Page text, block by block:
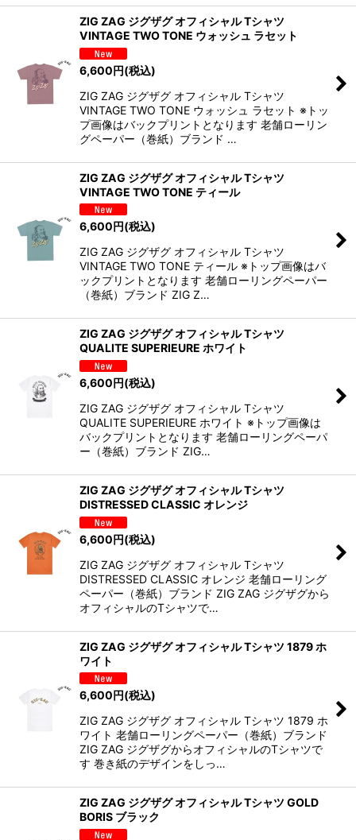
ZIG ZAG ジグザグ オフィシャル Tシャツ
VINTAGE TWO TONE ウォッシュ ラセット
6,600円(税込)
ZIG ZAG ジグザグ オフィシャル Tシャツ
VINTAGE TWO TONE ウォッシュ ラセット ※トッ
プ画像はバックプリントとなります 老舗ローリン
グペーパー（巻紙）ブランド …
ZIG ZAG ジグザグ オフィシャル Tシャツ
VINTAGE TWO TONE ティール
6,600 円(税込)
ZIG ZAG ジグザグ オフィシャル Tシャツ
VINTAGE TWO TONE ティール ※トップ画像はバ
ックプリントとなります 老舗ローリングペーパー
（巻紙）ブランド ZIG Z…
ZIG ZAG ジグザグ オフィシャル Tシャツ
QUALITE SUPERIEURE ホワイト
6,600円(税込)
ZIG ZAG ジグザグ オフィシャル Tシャツ
QUALITE SUPERIEURE ホワイト ※トップ画像は
バックプリントとなります 老舗ローリングペーパ
ー（巻紙）ブランド ZIG…
ZIG ZAG ジグザグ オフィシャル Tシャツ
DISTRESSED CLASSIC オレンジ
6,600円(税込)
ZIG ZAG ジグザグ オフィシャル Tシャツ
DISTRESSED CLASSIC オレンジ 老舗ローリング
ペーパー（巻紙）ブランド ZIG ZAG ジグザグから
オフィシャルのTシャツで…
ZIG ZAG ジグザグ オフィシャル Tシャツ 1879 ホ
ワイト
6,600 円(税込)
ZIG ZAG ジグザグ オフィシャル Tシャツ 1879 ホ
ワイト 老舗ローリングペーパー（巻紙）ブランド
ZIG ZAG ジグザグからオフィシャルのTシャツで
す 巻き紙のデザインをしっ…
ZIG ZAG ジグザグ オフィシャル Tシャツ GOLD
BORIS ブラック